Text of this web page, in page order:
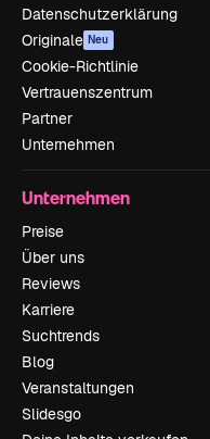
Datenschutzerklärung
Originale Neu
Cookie-Richtlinie
Vertrauenszentrum
Partner
Unternehmen
Unternehmen
Preise
Über uns
Reviews
Karriere
Suchtrends
Blog
Veranstaltungen
Slidesgo